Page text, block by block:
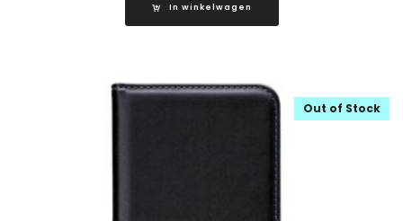
In winkelwagen
Out of Stock